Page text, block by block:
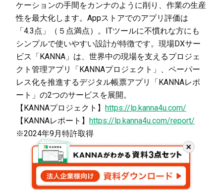
ケーションの手間をカンナのように削り、作業の生産
性を最大化します。Appストアでのアプリ評価は
「4.3点」（５点満点）。ITツールに不慣れな方にも
シンプルで使いやすい設計が特徴です。現場DXサー
ビス「KANNA」は、世界中の現場を支えるプロジェ
クト管理アプリ「KANNAプロジェクト」、ペーパー
レス化を推進するデジタル帳票アプリ「KANNAレポ
ート」の2つのサービスを展開。
【KANNAプロジェクト】 https://lp.kanna4u.com/
【KANNAレポート】 https://lp.kanna4u.com/report/
※2024年9月特許取得
閉